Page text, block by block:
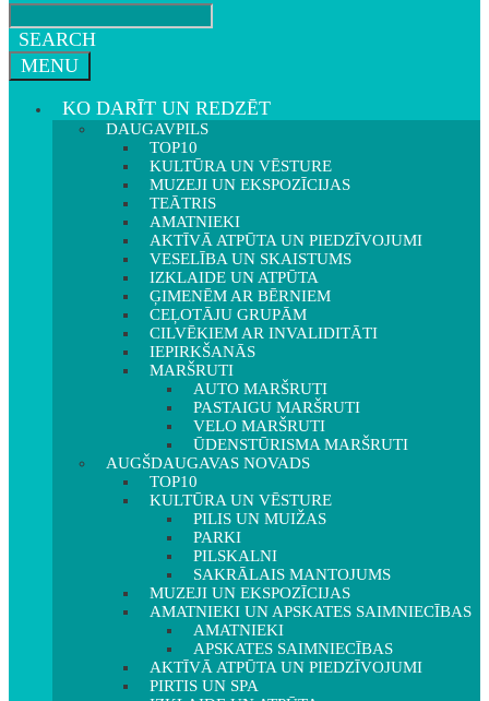
SEARCH
MENU
KO DARĪT UN REDZĒT
DAUGAVPILS
TOP10
KULTŪRA UN VĒSTURE
MUZEJI UN EKSPOZĪCIJAS
TEĀTRIS
AMATNIEKI
AKTĪVĀ ATPŪTA UN PIEDZĪVOJUMI
VESELĪBA UN SKAISTUMS
IZKLAIDE UN ATPŪTA
ĢIMENĒM AR BĒRNIEM
CEĻOTĀJU GRUPĀM
CILVĒKIEM AR INVALIDITĀTI
IEPIRKŠANĀS
MARŠRUTI
AUTO MARŠRUTI
PASTAIGU MARŠRUTI
VELO MARŠRUTI
ŪDENSTŪRISMA MARŠRUTI
AUGŠDAUGAVAS NOVADS
TOP10
KULTŪRA UN VĒSTURE
PILIS UN MUIŽAS
PARKI
PILSKALNI
SAKRĀLAIS MANTOJUMS
MUZEJI UN EKSPOZĪCIJAS
AMATNIEKI UN APSKATES SAIMNIECĪBAS
AMATNIEKI
APSKATES SAIMNIECĪBAS
AKTĪVĀ ATPŪTA UN PIEDZĪVOJUMI
PIRTIS UN SPA